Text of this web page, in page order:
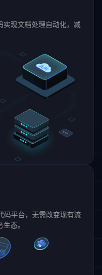
实现文档处理自动化，减
码平台，无需改变现有流
态。